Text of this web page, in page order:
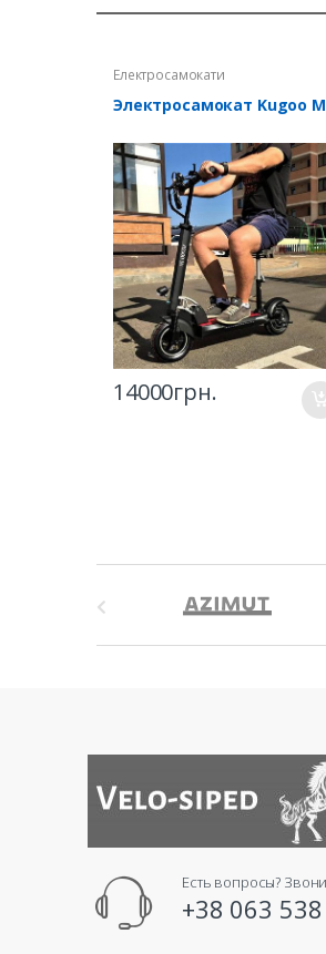
Електросамокати
Электросамокат Kugoo
14000грн.
Есть вопросы?
+38 063